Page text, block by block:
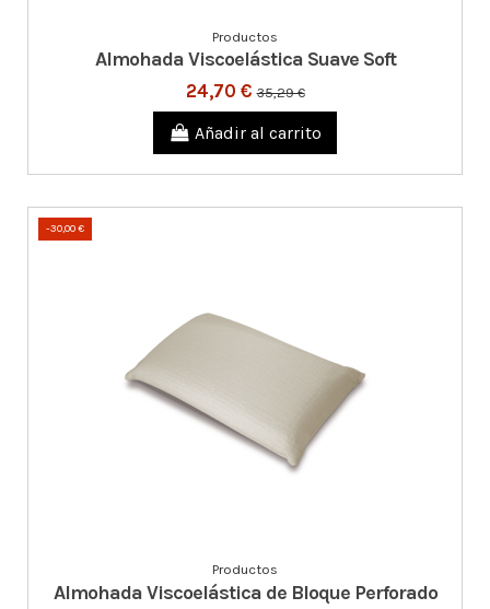
Productos
Almohada Viscoelástica Suave Soft
24,70 €35,29 €
Añadir al carrito
-30,00 €
Productos
Almohada Viscoelástica de Bloque Perforado